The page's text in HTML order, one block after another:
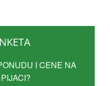
I CENE NA